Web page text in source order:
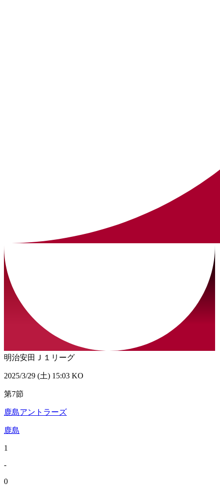
明治安田Ｊ１リーグ
2025/3/29 (土) 15:03 KO
第7節
鹿島アントラーズ
鹿島
1
-
0